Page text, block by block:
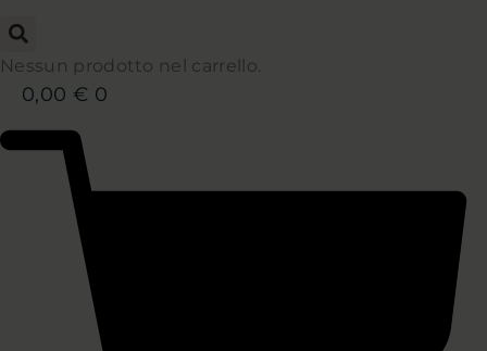
Nessun prodotto nel carrello.
0,00 € 0